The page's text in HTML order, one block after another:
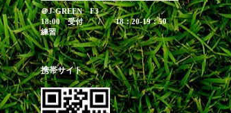
＠J-GREEN F3
18:00 受付 / 18：20-19：50
練習
携帯サイト